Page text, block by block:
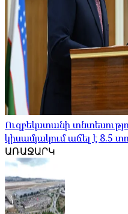
Ուզբեկստանի
կիսամյակում աճել է 8.5
ԱՌԱՋԱՐԿ